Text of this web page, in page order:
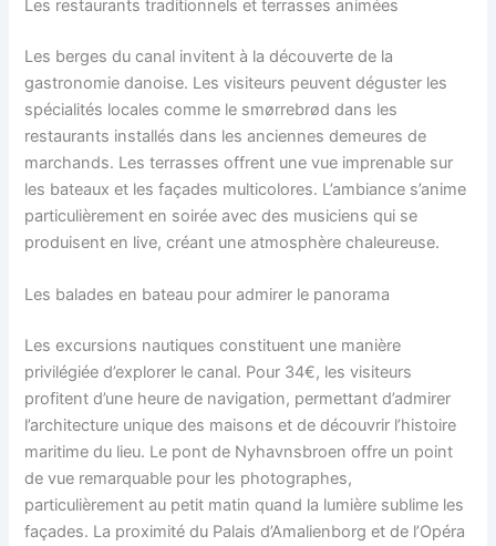
Les restaurants traditionnels et terrasses animées
Les berges du canal invitent à la découverte de la
gastronomie danoise. Les visiteurs peuvent déguster les
spécialités locales comme le smørrebrød dans les
restaurants installés dans les anciennes demeures de
marchands. Les terrasses offrent une vue imprenable sur
les bateaux et les façades multicolores. L’ambiance s’anime
particulièrement en soirée avec des musiciens qui se
produisent en live, créant une atmosphère chaleureuse.
Les balades en bateau pour admirer le panorama
Les excursions nautiques constituent une manière
privilégiée d’explorer le canal. Pour 34€, les visiteurs
profitent d’une heure de navigation, permettant d’admirer
l’architecture unique des maisons et de découvrir l’histoire
maritime du lieu. Le pont de Nyhavnsbroen offre un point
de vue remarquable pour les photographes,
particulièrement au petit matin quand la lumière sublime les
façades. La proximité du Palais d’Amalienborg et de l’Opéra